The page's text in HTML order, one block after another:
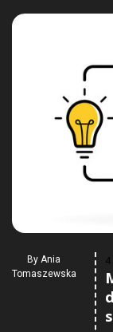
By Ania
Tomaszewska
4